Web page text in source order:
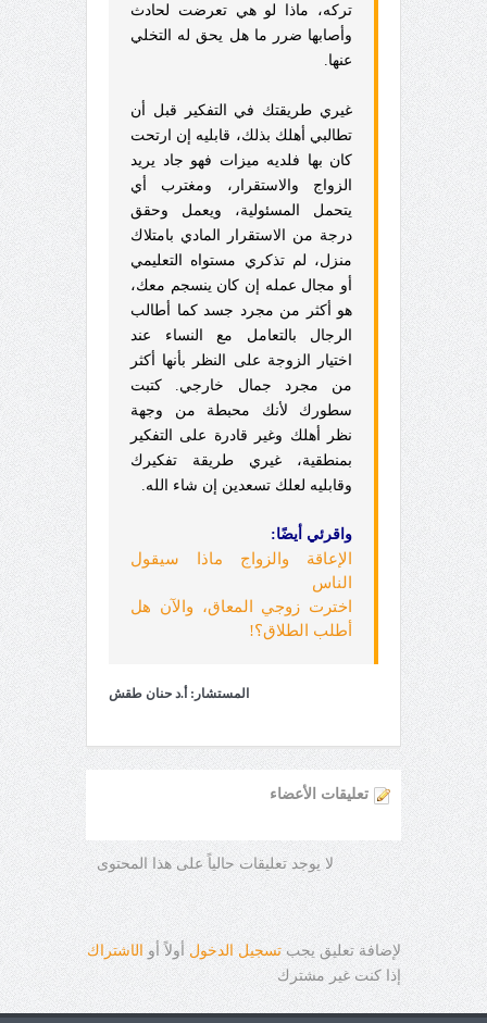
تركه، ماذا لو هي تعرضت لحادث
وأصابها ضرر ما هل يحق له التخلي
عنها.
غيري طريقتك في التفكير قبل أن
تطالبي أهلك بذلك، قابليه إن ارتحت
كان بها فلديه ميزات فهو جاد يريد
الزواج والاستقرار، ومغترب أي
يتحمل المسئولية، ويعمل وحقق
درجة من الاستقرار المادي بامتلاك
منزل، لم تذكري مستواه التعليمي
أو مجال عمله إن كان ينسجم معك،
هو أكثر من مجرد جسد كما أطالب
الرجال بالتعامل مع النساء عند
اختيار الزوجة على النظر بأنها أكثر
من مجرد جمال خارجي. كتبت
سطورك لأنك محبطة من وجهة
نظر أهلك وغير قادرة على التفكير
بمنطقية، غيري طريقة تفكيرك
وقابليه لعلك تسعدين إن شاء الله.
واقرئي أيضًا:
الإعاقة والزواج ماذا سيقول
الناس
اخترت زوجي المعاق، والآن هل
أطلب الطلاق؟!
المستشار: أ.د حنان طقش
تعليقات الأعضاء
لا يوجد تعليقات حالياً على هذا المحتوى
لإضافة تعليق يجب تسجيل الدخولأولاً أو الاشتراك
إذا كنت غير مشترك